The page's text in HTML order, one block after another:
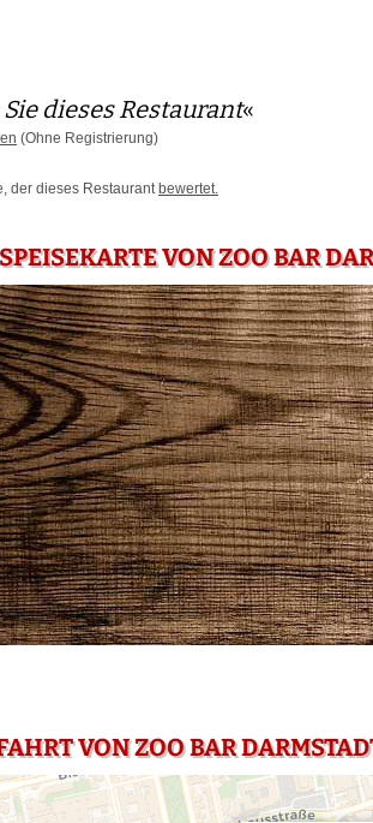
dieses Restaurant«
(Ohne Registrierung)
der dieses Restaurant bewertet.
VON ZOO BAR
VON ZOO BAR